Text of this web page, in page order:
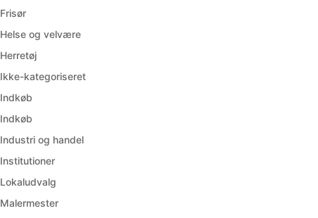
Frisør
Helse og velvære
Herretøj
Ikke-kategoriseret
Indkøb
Indkøb
Industri og handel
Institutioner
Lokaludvalg
Malermester